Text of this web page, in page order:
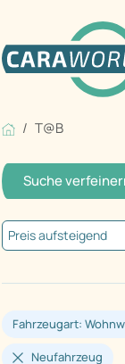
T@B
Suche
Fahrzeugart:
Neufahrzeug